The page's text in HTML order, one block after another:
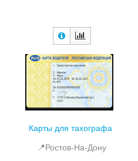
Карты для тахографа
📍Ростов-На-Дону